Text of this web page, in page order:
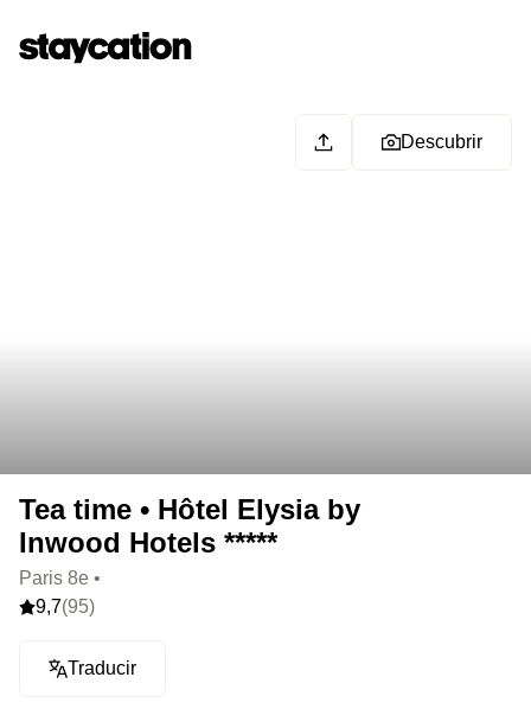
Descubrir
Tea time • Hôtel Elysia by
Inwood Hotels *****
Paris 8e •
9,7(95)
Traducir